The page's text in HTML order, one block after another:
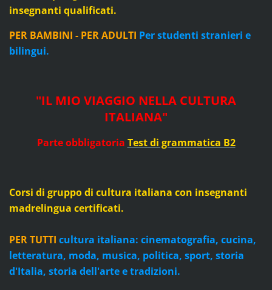
insegnanti qualificati.
PER BAMBINI - PER ADULTI Per studenti stranieri e
bilingui.
"IL MIO VIAGGIO NELLA CULTURA
ITALIANA"
Parte obbligatoria Test di grammatica B2
Corsi di gruppo di cultura italiana con insegnanti
madrelingua certificati.
PER TUTTI cultura italiana: cinematografia, cucina,
letteratura, moda, musica, politica, sport, storia
d'Italia, storia dell'arte e tradizioni.